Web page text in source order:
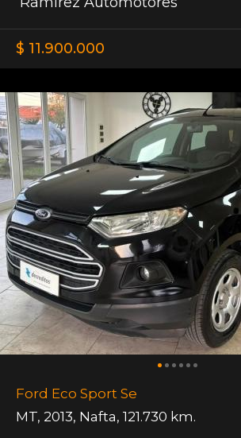
$ 11.900.000
Ford Eco Sport Se
MT, 2013, Nafta, 121.730 km.